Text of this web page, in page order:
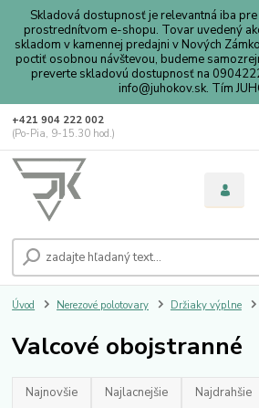
Skladová dostupnosť je relevantná iba
prostrednítvom e-shopu. Tovar uvedený
skladom v kamennej predajni v Nových
poctiť osobnou návštevou, budeme
preverte skladovú dostupnosť na
info@juhokov.sk. Tím
+421 904 222 002
(Po-Pia, 9-15.30 hod.)
Úvod Nerezové polotovary Držiaky výplne
Valcové obojstranné
Najnovšie Najlacnejšie Najdrahšie